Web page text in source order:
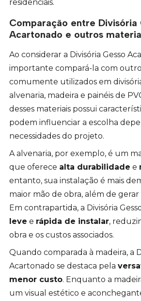
residenciais.
Comparação entre Divisória
Acartonado e outros
Ao considerar a Divisória Gesso
importante compará-la com
comumente utilizados em
alvenaria, madeira e painéis de
desses materiais possui
podem influenciar a escolha
necessidades do projeto.
A alvenaria, por exemplo, é um
que oferece alta durabilidade e
entanto, sua instalação é mais
maior mão de obra, além de gerar
Em contrapartida, a Divisória
leve e rápida de instalar,
obra e os custos associados.
Quando comparada à madeira, a
Acartonado se destaca pela
menor custo. Enquanto a
um visual estético e